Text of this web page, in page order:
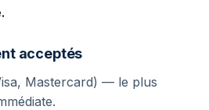
acceptés
Mastercard) — le plus